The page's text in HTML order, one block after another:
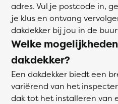
adres. Vul je postcode in,
je klus en ontvang
dakdekker bij jou in de
Welke
dakdekker?
Een dakdekker biedt een
variërend van het
dak tot het installeren van